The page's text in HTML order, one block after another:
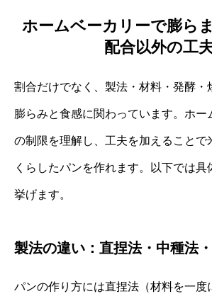
ホームベーカリーで膨ら
配合以外の工
割合だけでなく、製法・材料・発酵・
膨らみと食感に関わっています。ホー
の制限を理解し、工夫を加えることで
くらしたパンを作れます。以下では具
挙げます。
製法の違い：直捏法・中種法
パンの作り方には直捏法（材料を一度